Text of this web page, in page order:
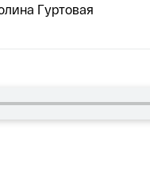
Гуртовая